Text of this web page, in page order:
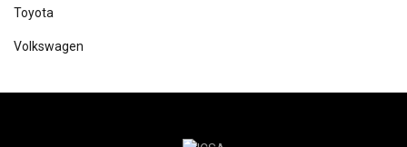
Toyota
Volkswagen